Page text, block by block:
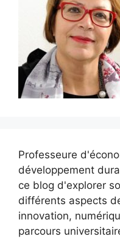
Professeure
développement
ce blog d'explorer
différents aspects
innovation,
parcours